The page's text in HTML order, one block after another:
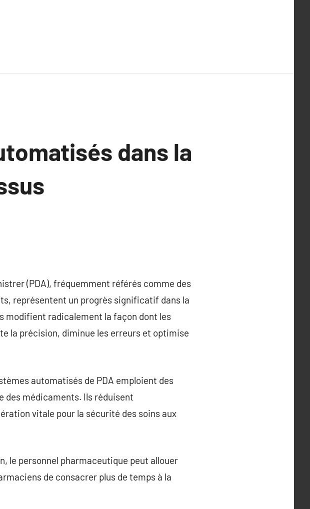
dans la
(PDA), fréquemment référés comme des
représentent un progrès significatif dans la
modifient radicalement la façon dont les
la précision, diminue les erreurs et optimise
automatisés de PDA emploient des
des médicaments. Ils réduisent
vitale pour la sécurité des soins aux
le personnel pharmaceutique peut allouer
de consacrer plus de temps à la